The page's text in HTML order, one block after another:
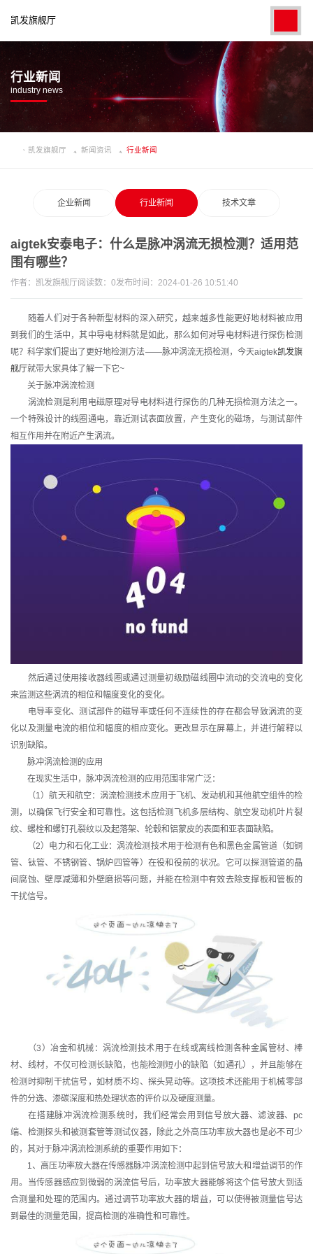
凯发旗舰厅
行业新闻
industry news
凯发旗舰厅 新闻资讯 行业新闻
企业新闻 行业新闻 技术文章
aigtek安泰电子：什么是脉冲涡流无损检测？适用范
围有哪些？
作者： 凯发旗舰厅阅读数： 0发布时间：2024-01-26 10:51:40
随着人们对于各种新型材料的深入研究，越来越多性能更好地材料被应用
到我们的生活中，其中导电材料就是如此，那么如何对导电材料进行探伤检测
呢？科学家们提出了更好地检测方法——脉冲涡流无损检测，今天aigtek凯发旗
舰厅就带大家具体了解一下它~
关于脉冲涡流检测
涡流检测是利用电磁原理对导电材料进行探伤的几种无损检测方法之一。
一个特殊设计的线圈通电，靠近测试表面放置，产生变化的磁场，与测试部件
相互作用并在附近产生涡流。
然后通过使用接收器线圈或通过测量初级励磁线圈中流动的交流电的变化
来监测这些涡流的相位和幅度变化的变化。
电导率变化、测试部件的磁导率或任何不连续性的存在都会导致涡流的变
化以及测量电流的相位和幅度的相应变化。更改显示在屏幕上，并进行解释以
识别缺陷。
脉冲涡流检测的应用
在现实生活中，脉冲涡流检测的应用范围非常广泛：
（1）航天和航空：涡流检测技术应用于飞机、发动机和其他航空组件的检
测，以确保飞行安全和可靠性。这包括检测飞机多层结构、航空发动机叶片裂
纹、螺栓和螺钉孔裂纹以及起落架、轮毂和铝蒙皮的表面和亚表面缺陷。
（2）电力和石化工业：涡流检测技术用于检测有色和黑色金属管道（如铜
管、钛管、不锈钢管、锅炉四管等）在役和役前的状况。它可以探测管道的晶
间腐蚀、壁厚减薄和外壁磨损等问题，并能在检测中有效去除支撑板和管板的
干扰信号。
（3）冶金和机械：涡流检测技术用于在线或离线检测各种金属管材、棒
材、线材，不仅可检测长缺陷，也能检测短小的缺陷（如通孔），并且能够在
检测时抑制干扰信号，如材质不均、探头晃动等。这项技术还能用于机械零部
件的分选、渗碳深度和热处理状态的评价以及硬度测量。
在搭建脉冲涡流检测系统时，我们经常会用到信号放大器、滤波器、pc
端、检测探头和被测套管等测试仪器，除此之外高压功率放大器也是必不可少
的，其对于脉冲涡流检测系统的重要作用如下：
1、高压功率放大器在传感器脉冲涡流检测中起到信号放大和增益调节的作
用。当传感器感应到微弱的涡流信号后，功率放大器能够将这个信号放大到适
合测量和处理的范围内。通过调节功率放大器的增益，可以使得被测量信号达
到最佳的测量范围，提高检测的准确性和可靠性。